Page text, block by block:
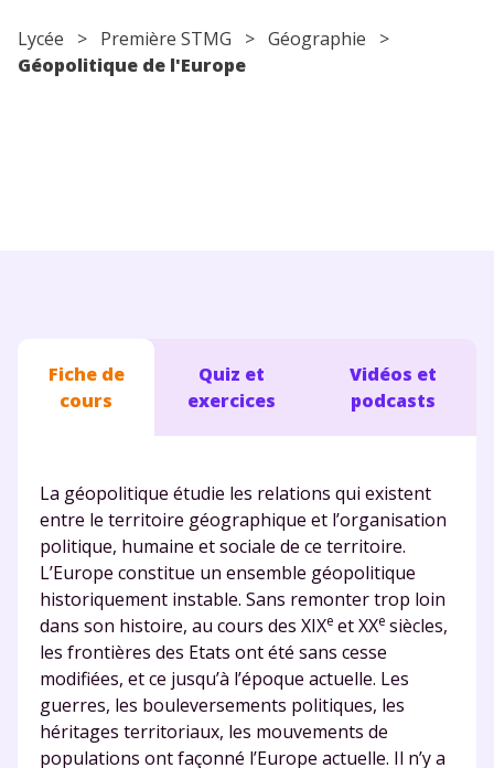
Lycée > Première STMG > Géographie >
Géopolitique de l'Europe
Fiche de
cours
Quiz et
exercices
Vidéos et
podcasts
La géopolitique étudie les relations qui existent
entre le territoire géographique et l’organisation
politique, humaine et sociale de ce territoire.
L’Europe constitue un ensemble géopolitique
historiquement instable. Sans remonter trop loin
dans son histoire, au cours des XIXe et XXe siècles,
les frontières des Etats ont été sans cesse
modifiées, et ce jusqu’à l’époque actuelle. Les
guerres, les bouleversements politiques, les
héritages territoriaux, les mouvements de
populations ont façonné l’Europe actuelle. Il n’y a